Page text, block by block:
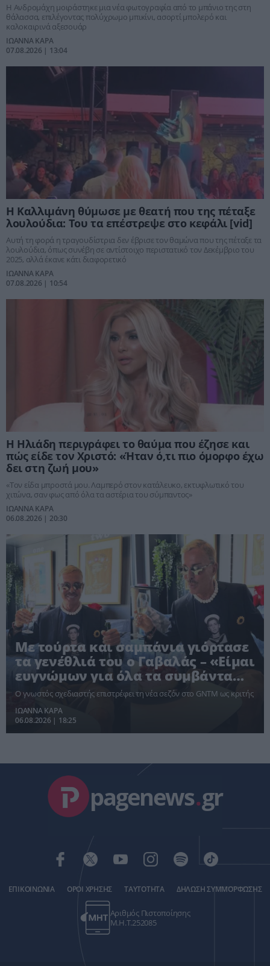
Η Ανδρομάχη μοιράστηκε μια νέα φωτογραφία από το μπάνιο της στη
θάλασσα, επιλέγοντας πολύχρωμο μπικίνι, ασορτί μπολερό και
καλοκαιρινά αξεσουάρ
ΙΩΑΝΝΑ ΚΑΡΑ
07.08.2026 | 13:04
Η Καλλιμάνη θύμωσε με θεατή που της πέταξε
λουλούδια: Του τα επέστρεψε στο κεφάλι [vid]
Αυτή τη φορά η τραγουδίστρια δεν έβρισε τον θαμώνα που της πέταξε τα
λουλούδια, όπως συνέβη σε αντίστοιχο περιστατικό τον Δεκέμβριο του
2025, αλλά έκανε κάτι διαφορετικό
ΙΩΑΝΝΑ ΚΑΡΑ
07.08.2026 | 10:54
Η Ηλιάδη περιγράφει το θαύμα που έζησε και
πώς είδε τον Χριστό: «Ήταν ό,τι πιο όμορφο έχω
δει στη ζωή μου»
«Tον είδα μπροστά μου. Λαμπερό στον κατάλευκο, εκτυφλωτικό του
χιτώνα, σαν φως από όλα τα αστέρια του σύμπαντος»
ΙΩΑΝΝΑ ΚΑΡΑ
06.08.2026 | 20:30
Με τούρτα και σαμπάνια γιόρτασε
τα γενέθλιά του ο Γαβαλάς – «Είμαι
ευγνώμων για όλα τα συμβάντα
της ζωής μου»
Ο γνωστός σχεδιαστής επιστρέφει τη νέα σεζόν στο GNTM ως κριτής
ΙΩΑΝΝΑ ΚΑΡΑ
06.08.2026 | 18:25
pagenews.gr
ΕΠΙΚΟΙΝΩΝΙΑ ΟΡΟΙ ΧΡΗΣΗΣ ΤΑΥΤΟΤΗΤΑ ΔΗΛΩΣΗ ΣΥΜΜΟΡΦΩΣΗΣ
Αριθμός Πιστοποίησης
Μ.Η.Τ.252085